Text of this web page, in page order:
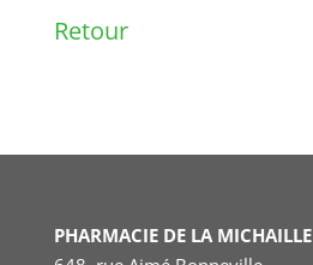
Retour
PHARMACIE DE LA MICHAILLE